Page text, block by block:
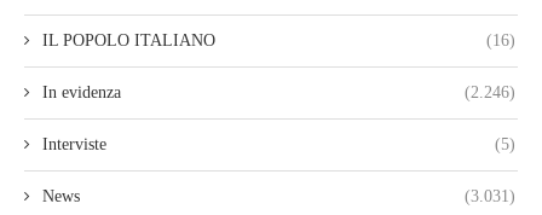
IL POPOLO ITALIANO (16)
In evidenza (2.246)
Interviste (5)
News (3.031)